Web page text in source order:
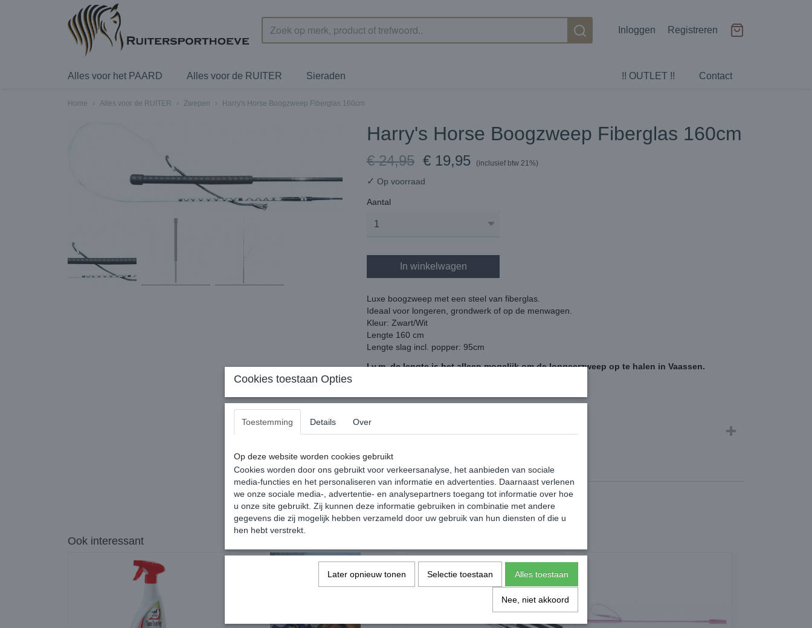
Inloggen Registreren
Contact
!! OUTLET !!
Alles voor het PAARD Alles voor de RUITER Sieraden
Home › Alles voor de RUITER › Zwepen › Harry's Horse Boogzweep Fiberglas 160cm
Harry's Horse Boogzweep Fiberglas 160cm
€ 24,95 € 19,95 (inclusief btw 21%)
✓ Op voorraad
Aantal
In winkelwagen
Luxe boogzweep met een steel van fiberglas.
Ideaal voor longeren, grondwerk of op de menwagen.
Kleur: Zwart/Wit
Lengte 160 cm
Lengte slag incl. popper: 95cm
I.v.m. de lengte is het alleen mogelijk om de longeerzweep op te halen in Vaassen.
Ook interessant
Cookies toestaan Opties
Toestemming Details Over
Op deze website worden cookies gebruikt
Cookies worden door ons gebruikt voor verkeersanalyse, het aanbieden van sociale
media-functies en het personaliseren van informatie en advertenties. Daarnaast verlenen
we onze sociale media-, advertentie- en analysepartners toegang tot informatie over hoe
u onze site gebruikt. Zij kunnen deze informatie gebruiken in combinatie met andere
gegevens die zij mogelijk hebben verzameld door uw gebruik van hun diensten of die u
hen hebt verstrekt.
Later opnieuw tonen Selectie toestaan Alles toestaan
Nee, niet akkoord